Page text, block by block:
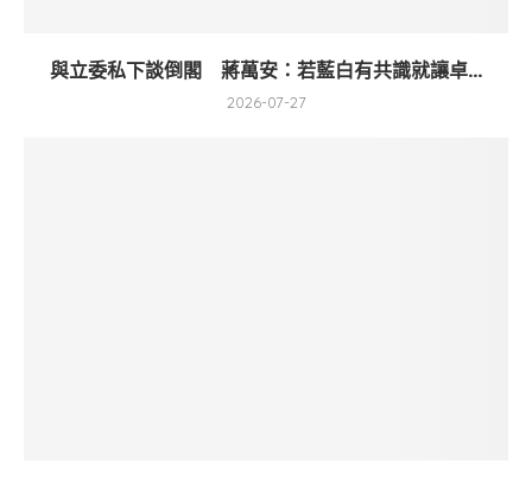
與立委私下談倒閣 蔣萬安：若藍白有共識就讓卓...
2026-07-27